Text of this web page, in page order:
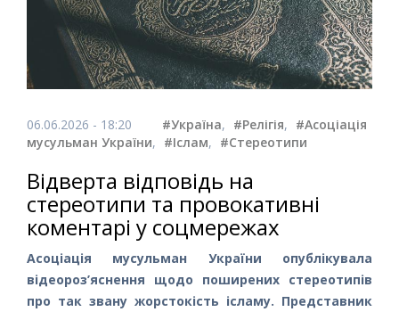
06.06.2026 - 18:20 #Україна, #Релігія, #Асоціація
мусульман України, #Іслам, #Стереотипи
Відверта відповідь на
стереотипи та провокативні
коментарі у соцмережах
Асоціація мусульман України опублікувала
відеороз’яснення щодо поширених стереотипів
про так звану жорстокість ісламу. Представник